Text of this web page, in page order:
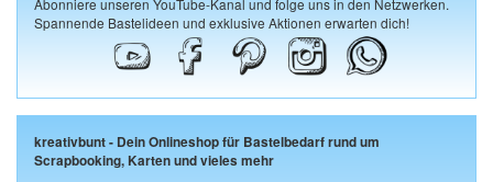
Abonniere unseren YouTube-Kanal und folge uns in den Netzwerken.
Spannende Bastelideen und exklusive Aktionen erwarten dich!
kreativbunt - Dein Onlineshop für Bastelbedarf rund um
Scrapbooking, Karten und vieles mehr